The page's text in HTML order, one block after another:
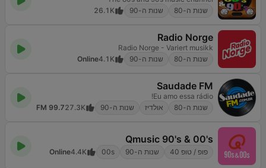
שנות ה-80
שנות ה-90 26.1K
Radio Norge
Radio Norge - Variert musikk
שנות ה-80
שנות ה-90 4.1K
Online
Saudade FM
Eu amo essa rádio!
שנות ה-80
אולדיז שנות ה-90 27.3K
99.7 FM
Qmusic 90's & 00's
פופ / טופ 40 שנות ה-90 00s
4.4K
Online